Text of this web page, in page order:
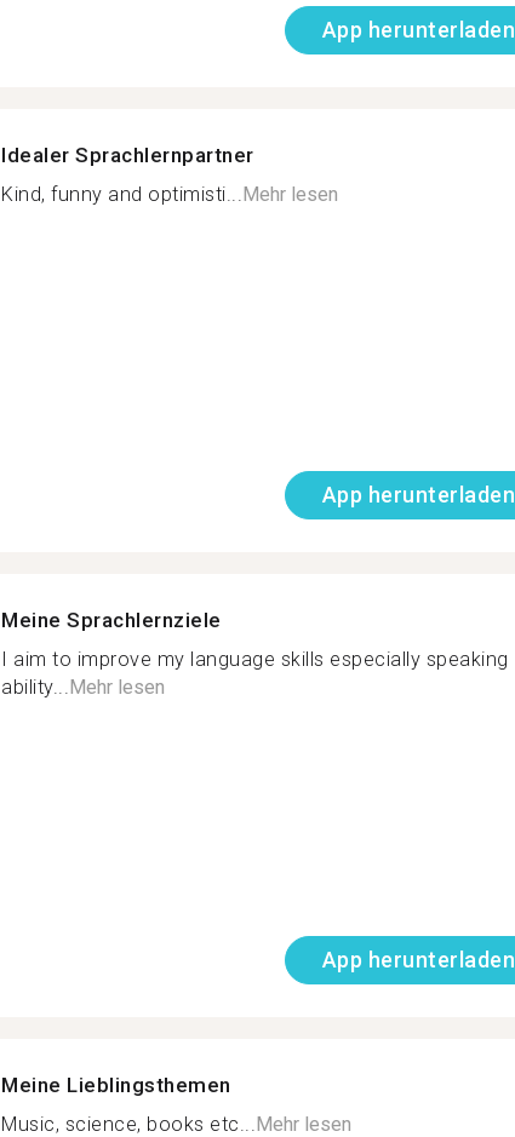
App herunterladen
Idealer Sprachlernpartner
Kind, funny and optimisti...Mehr lesen
App herunterladen
Meine Sprachlernziele
I aim to improve my language skills especially speaking
ability...Mehr lesen
App herunterladen
Meine Lieblingsthemen
Music, science, books etc...Mehr lesen